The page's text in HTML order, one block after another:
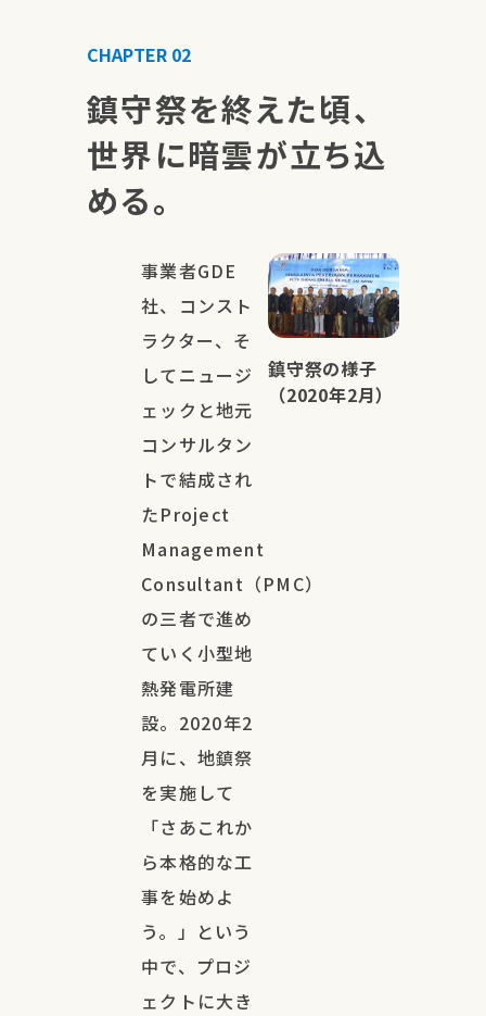
CHAPTER 02
鎮守祭を終えた頃、
世界に暗雲が立ち込
める。
事業者GDE
社、コンスト
ラクター、そ
してニュージ
ェックと地元
コンサルタン
トで結成され
たProject
Management
Consultant（PMC）
の三者で進め
ていく小型地
熱発電所建
設。2020年2
月に、地鎮祭
を実施して
「さあこれか
ら本格的な工
事を始めよ
う。」という
中で、プロジ
ェクトに大き
鎮守祭の様子
（2020年2月）